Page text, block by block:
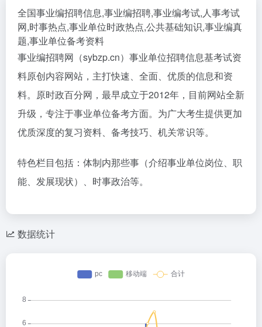
全国事业编招聘信息,事业编招聘,事业编考试,人事考试
网,时事热点,事业单位时政热点,公共基础知识,事业编真
题,事业单位备考资料
事业编招聘网（sybzp.cn）事业单位招聘信息基考试资
料原创内容网站，主打快速、全面、优质的信息和资
料。原时政百分网，最早成立于2012年，目前网站全新
升级，专注于事业单位备考方面。为广大考生提供更加
优质深度的复习资料、备考技巧、机关常识等。
特色栏目包括：体制内那些事（介绍事业单位岗位、职
能、发展现状）、时事政治等。
数据统计